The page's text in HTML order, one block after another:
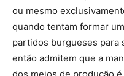
ou mesmo
quando tentam formar
partidos burgueses para
então admitem que a